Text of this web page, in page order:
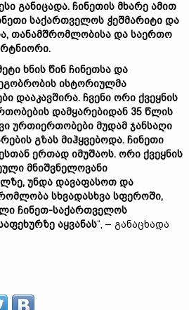
განიცადა. ჩინეთის მხარე ამით
საქართველოს ჭეშმარიტი და
თანამშრომლობისა და საერთო
ხნის წინ ჩინეთსა და
ისტორიულმა
დააკავშირა. ჩვენი ორი ქვეყნის
დამყარებიდან 35 წლის
ურთიერთობები მუდამ ჯანსაღი
გზას მიჰყვებოდა. ჩინეთი
ერთად იმუშაოს. ორი ქვეყნის
მნიშვნელოვანი
უნდა დავაფასოთ და
სხვადასხვა სფეროში,
ჩინეთ-საქართველოს
აყვანას“, – განაცხადა